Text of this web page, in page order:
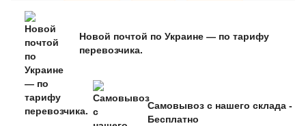
Новой почтой по Украине — по тарифу
перевозчика.
Самовывоз с нашего склада -
Бесплатно